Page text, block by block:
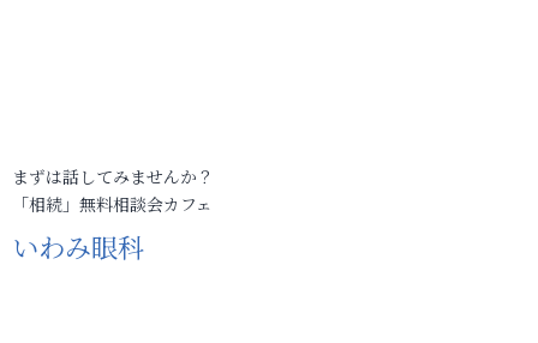
まずは話してみませんか？
「相続」無料相談会カフェ
いわみ眼科